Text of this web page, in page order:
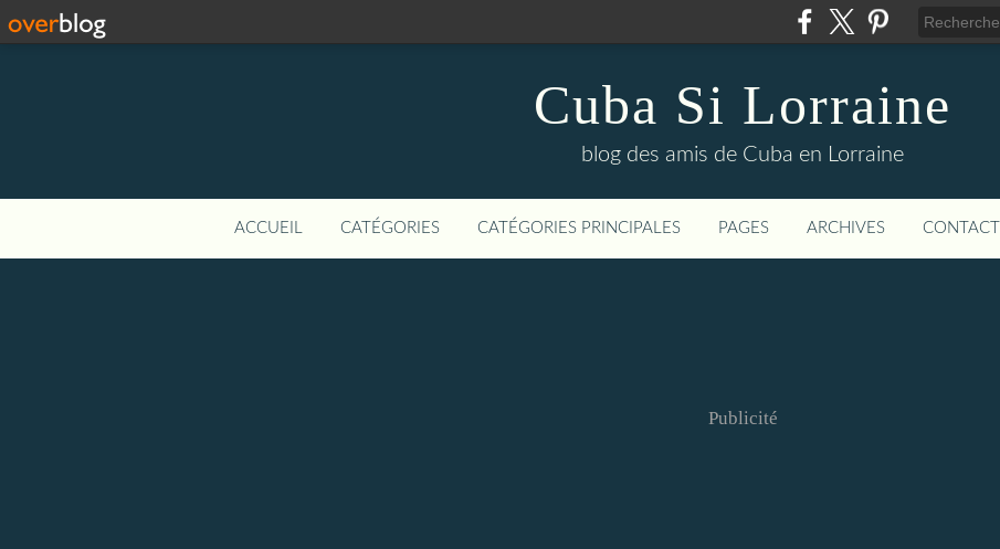
Cuba Si Lorraine
blog des amis de Cuba en Lorraine
ACCUEIL CATÉGORIES CATÉGORIES PRINCIPALES PAGES ARCHIVES CONTACT
Publicité